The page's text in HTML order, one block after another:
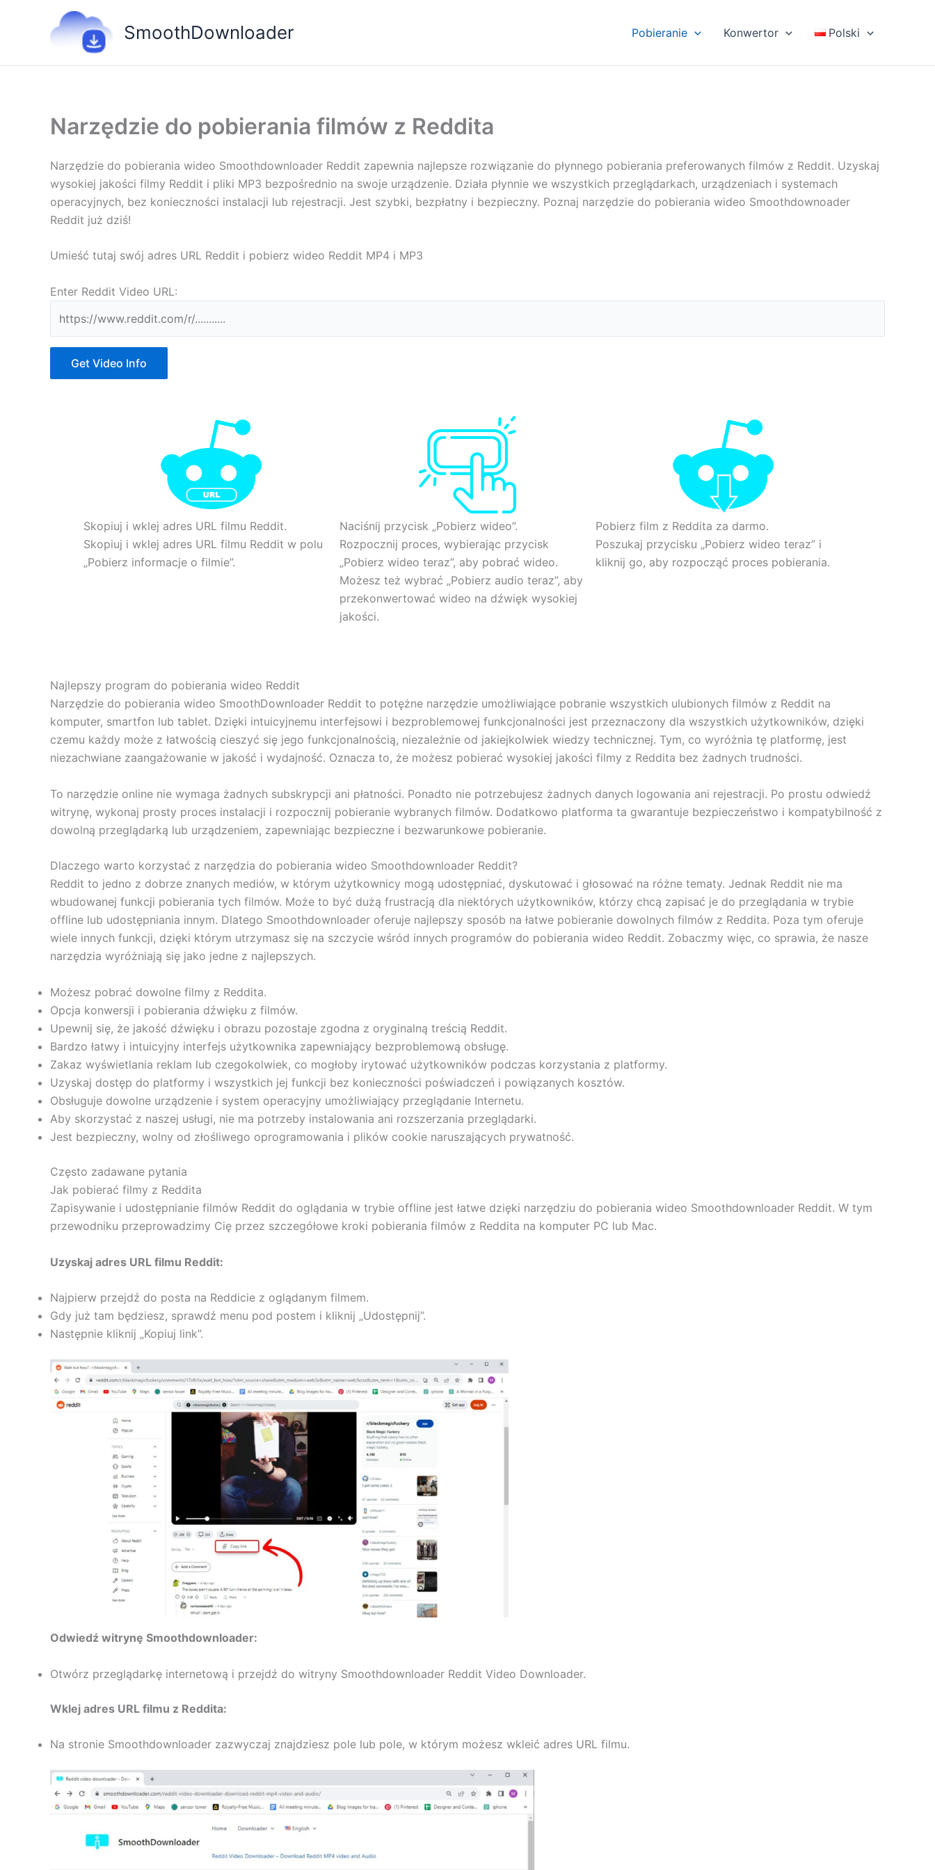
SmoothDownloader Pobieranie Konwertor Polski
Narzędzie do pobierania filmów z Reddita
Narzędzie do pobierania wideo Smoothdownloader Reddit zapewnia najlepsze rozwiązanie do płynnego pobierania preferowanych filmów z Reddit. Uzyskaj
wysokiej jakości filmy Reddit i pliki MP3 bezpośrednio na swoje urządzenie. Działa płynnie we wszystkich przeglądarkach, urządzeniach i systemach
operacyjnych, bez konieczności instalacji lub rejestracji. Jest szybki, bezpłatny i bezpieczny. Poznaj narzędzie do pobierania wideo Smoothdownoader
Reddit już dziś!
Umieść tutaj swój adres URL Reddit i pobierz wideo Reddit MP4 i MP3
Enter Reddit Video URL:
Get Video Info
Skopiuj i wklej adres URL filmu Reddit.
Skopiuj i wklej adres URL filmu Reddit w polu
„Pobierz informacje o filmie”.
Naciśnij przycisk „Pobierz wideo”.
Rozpocznij proces, wybierając przycisk
„Pobierz wideo teraz”, aby pobrać wideo.
Możesz też wybrać „Pobierz audio teraz”, aby
przekonwertować wideo na dźwięk wysokiej
jakości.
Pobierz film z Reddita za darmo.
Poszukaj przycisku „Pobierz wideo teraz” i
kliknij go, aby rozpocząć proces pobierania.
Najlepszy program do pobierania wideo Reddit
Narzędzie do pobierania wideo SmoothDownloader Reddit to potężne narzędzie umożliwiające pobranie wszystkich ulubionych filmów z Reddit na
komputer, smartfon lub tablet. Dzięki intuicyjnemu interfejsowi i bezproblemowej funkcjonalności jest przeznaczony dla wszystkich użytkowników, dzięki
czemu każdy może z łatwością cieszyć się jego funkcjonalnością, niezależnie od jakiejkolwiek wiedzy technicznej. Tym, co wyróżnia tę platformę, jest
niezachwiane zaangażowanie w jakość i wydajność. Oznacza to, że możesz pobierać wysokiej jakości filmy z Reddita bez żadnych trudności.
To narzędzie online nie wymaga żadnych subskrypcji ani płatności. Ponadto nie potrzebujesz żadnych danych logowania ani rejestracji. Po prostu odwiedź
witrynę, wykonaj prosty proces instalacji i rozpocznij pobieranie wybranych filmów. Dodatkowo platforma ta gwarantuje bezpieczeństwo i kompatybilność z
dowolną przeglądarką lub urządzeniem, zapewniając bezpieczne i bezwarunkowe pobieranie.
Dlaczego warto korzystać z narzędzia do pobierania wideo Smoothdownloader Reddit?
Reddit to jedno z dobrze znanych mediów, w którym użytkownicy mogą udostępniać, dyskutować i głosować na różne tematy. Jednak Reddit nie ma
wbudowanej funkcji pobierania tych filmów. Może to być dużą frustracją dla niektórych użytkowników, którzy chcą zapisać je do przeglądania w trybie
offline lub udostępniania innym. Dlatego Smoothdownloader oferuje najlepszy sposób na łatwe pobieranie dowolnych filmów z Reddita. Poza tym oferuje
wiele innych funkcji, dzięki którym utrzymasz się na szczycie wśród innych programów do pobierania wideo Reddit. Zobaczmy więc, co sprawia, że nasze
narzędzia wyróżniają się jako jedne z najlepszych.
Możesz pobrać dowolne filmy z Reddita.
Opcja konwersji i pobierania dźwięku z filmów.
Upewnij się, że jakość dźwięku i obrazu pozostaje zgodna z oryginalną treścią Reddit.
Bardzo łatwy i intuicyjny interfejs użytkownika zapewniający bezproblemową obsługę.
Zakaz wyświetlania reklam lub czegokolwiek, co mogłoby irytować użytkowników podczas korzystania z platformy.
Uzyskaj dostęp do platformy i wszystkich jej funkcji bez konieczności poświadczeń i powiązanych kosztów.
Obsługuje dowolne urządzenie i system operacyjny umożliwiający przeglądanie Internetu.
Aby skorzystać z naszej usługi, nie ma potrzeby instalowania ani rozszerzania przeglądarki.
Jest bezpieczny, wolny od złośliwego oprogramowania i plików cookie naruszających prywatność.
Często zadawane pytania
Jak pobierać filmy z Reddita
Zapisywanie i udostępnianie filmów Reddit do oglądania w trybie offline jest łatwe dzięki narzędziu do pobierania wideo Smoothdownloader Reddit. W tym
przewodniku przeprowadzimy Cię przez szczegółowe kroki pobierania filmów z Reddita na komputer PC lub Mac.
Uzyskaj adres URL filmu Reddit:
Najpierw przejdź do posta na Reddicie z oglądanym filmem.
Gdy już tam będziesz, sprawdź menu pod postem i kliknij „Udostępnij”.
Następnie kliknij „Kopiuj link”.
Odwiedź witrynę Smoothdownloader:
Otwórz przeglądarkę internetową i przejdź do witryny Smoothdownloader Reddit Video Downloader.
Wklej adres URL filmu z Reddita:
Na stronie Smoothdownloader zazwyczaj znajdziesz pole lub pole, w którym możesz wkleić adres URL filmu.